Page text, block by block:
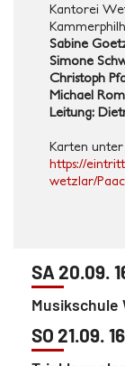
Kantorei
Sabine
Simone
Christoph
Michael
Leitung:
Karten unter
https://
wetzlar/
SA 20.09.
Musikschule
SO 21.09.